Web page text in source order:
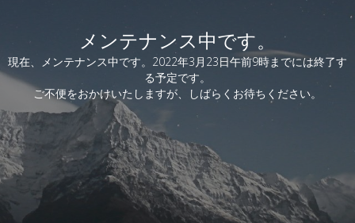
メンテナンス中です。
現在、メンテナンス中です。2022年3月23日午前9時までには終了す
る予定です。
ご不便をおかけいたしますが、しばらくお待ちください。